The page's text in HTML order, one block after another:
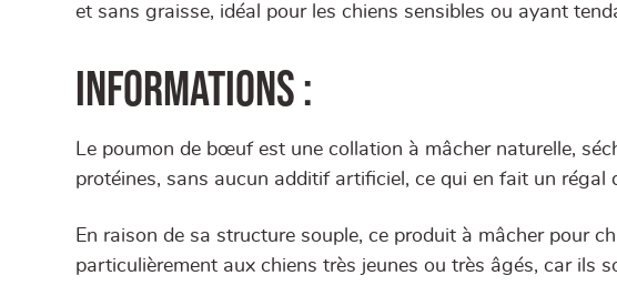
et sans graisse, idéal pour les chiens sensibles ou ayant
Informations :
Le poumon de bœuf est une collation à mâcher naturelle,
protéines, sans aucun additif artificiel, ce qui en fait un régal
En raison de sa structure souple, ce produit à mâcher pour
particulièrement aux chiens très jeunes ou très âgés, car ils